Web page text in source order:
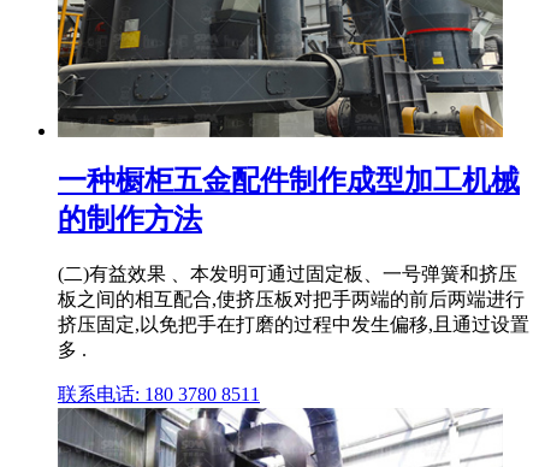
一种橱柜五金配件制作成型加工机械
的制作方法
(二)有益效果 、本发明可通过固定板、一号弹簧和挤压
板之间的相互配合,使挤压板对把手两端的前后两端进行
挤压固定,以免把手在打磨的过程中发生偏移,且通过设置
多 .
联系电话: 180 3780 8511